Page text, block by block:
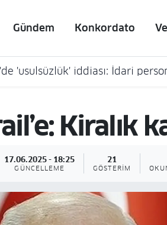
Gündem Konkordato
'usulsüzlük' iddiası: İdari
Kiralık
17.06.2025 - 18:25
GÜNCELLEME
21
GÖSTERIM